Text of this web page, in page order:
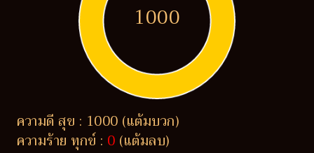
1000
ความดี สุข : 1000 (แต้มบวก)
ความร้าย ทุกข์ : 0 (แต้มลบ)